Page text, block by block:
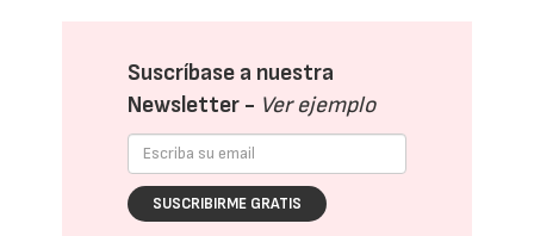
Suscríbase a nuestra
Newsletter - Ver ejemplo
SUSCRIBIRME GRATIS